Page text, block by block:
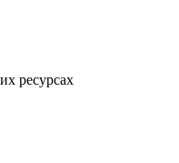
ресурсах